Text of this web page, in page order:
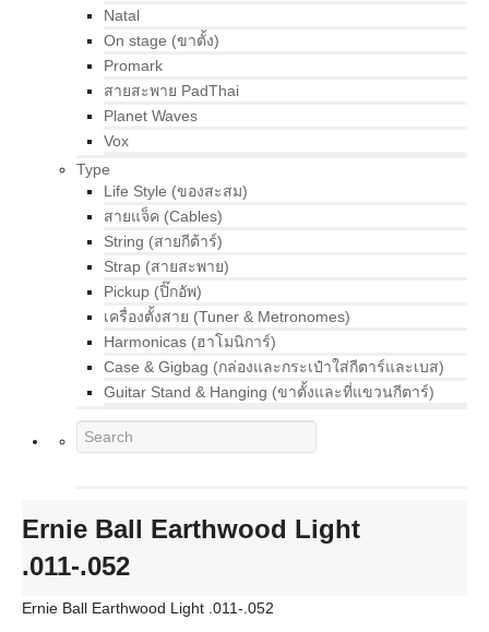
Natal
On stage (ขาตั้ง)
Promark
สายสะพาย PadThai
Planet Waves
Vox
Type
Life Style (ของสะสม)
สายแจ็ค (Cables)
String (สายกีต้าร์)
Strap (สายสะพาย)
Pickup (ปิ๊กอัพ)
เครื่องตั้งสาย (Tuner & Metronomes)
Harmonicas (ฮาโมนิการ์)
Case & Gigbag (กล่องและกระเป๋าใส่กีตาร์และเบส)
Guitar Stand & Hanging (ขาตั้งและที่แขวนกีตาร์)
Ernie Ball Earthwood Light
.011-.052
Ernie Ball Earthwood Light .011-.052